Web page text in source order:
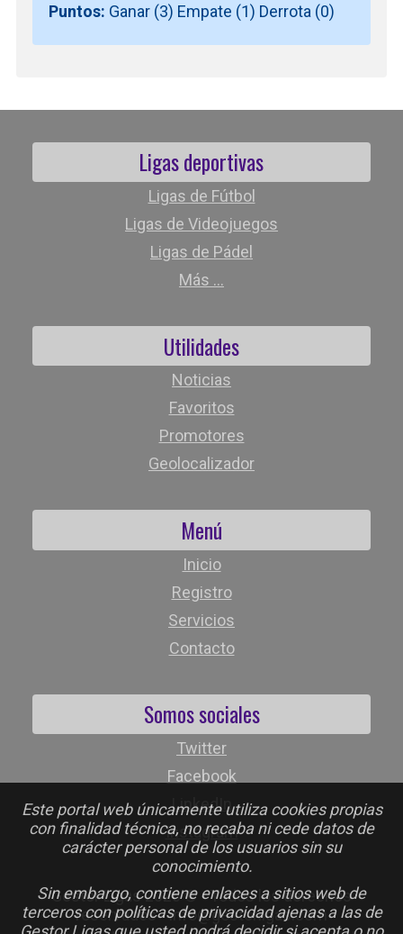
Este portal web únicamente utiliza cookies propias
con finalidad técnica, no recaba ni cede datos de
carácter personal de los usuarios sin su
conocimiento.
Sin embargo, contiene enlaces a sitios web de
terceros con políticas de privacidad ajenas a las de
Puntos: Ganar (3) Empate (1) Derrota (0)
Ligas deportivas
Ligas de Fútbol
Ligas de Videojuegos
Ligas de Pádel
Más ...
Utilidades
Noticias
Favoritos
Promotores
Geolocalizador
Menú
Inicio
Registro
Servicios
Contacto
Somos sociales
Twitter
Facebook
LinkedIn
Instagram
Gestor Ligas 2026 © - Todos los derechos
reservados - info@gestorligas.com